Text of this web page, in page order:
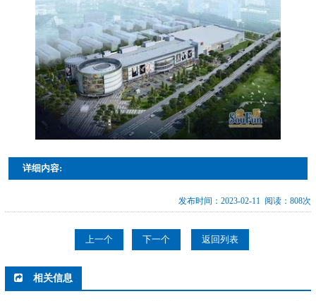
详细内容:
发布时间：2023-02-11 阅读：808次
上一个 下一个 返回列表
相关信息